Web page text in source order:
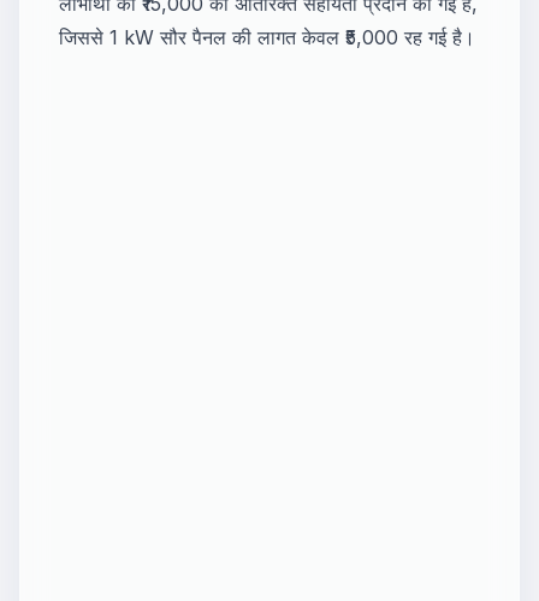
जिससे 1 kW सौर पैनल की लागत केवल ₹5,000 रह गई है।